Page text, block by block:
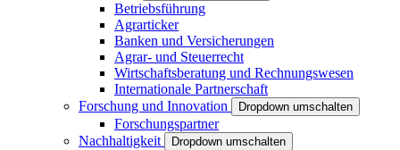
Betriebsführung
Agrarticker
Banken und Versicherungen
Agrar- und Steuerrecht
Wirtschaftsberatung und Rechnungswesen
Internationale Partnerschaft
Forschung und Innovation
Dropdown umschalten
Forschungspartner
Nachhaltigkeit
Dropdown umschalten